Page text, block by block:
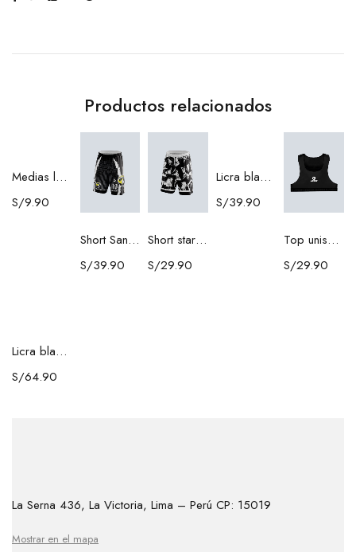
Productos relacionados
Medias largas rosada Verza
S/9.90
Short San Sebastián 2025 Verza
S/39.90
Short star blanco Verza
S/29.90
Licra blanca Verza
S/39.90
Top unisex Verza
S/29.90
Licra blanca - Tela brasileña
S/64.90
La Serna 436, La Victoria, Lima – Perú CP: 15019
Mostrar en el mapa